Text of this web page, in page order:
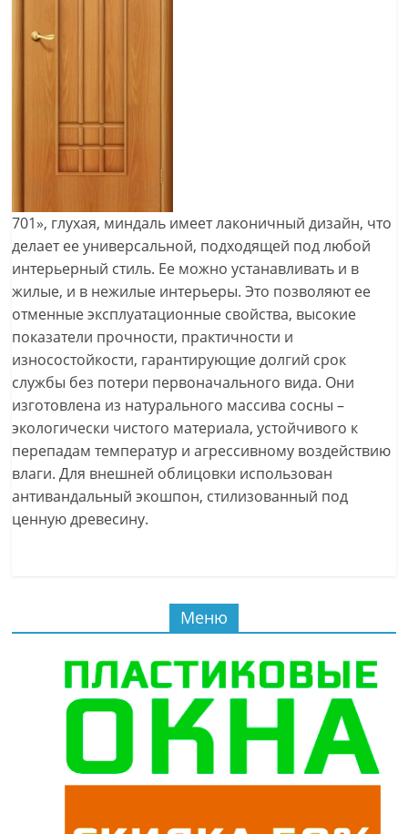
701», глухая, миндаль имеет лаконичный дизайн, что
делает ее универсальной, подходящей под любой
интерьерный стиль. Ее можно устанавливать и в
жилые, и в нежилые интерьеры. Это позволяют ее
отменные эксплуатационные свойства, высокие
показатели прочности, практичности и
износостойкости, гарантирующие долгий срок
службы без потери первоначального вида. Они
изготовлена из натурального массива сосны –
экологически чистого материала, устойчивого к
перепадам температур и агрессивному воздействию
влаги. Для внешней облицовки использован
антивандальный экошпон, стилизованный под
ценную древесину.
Меню